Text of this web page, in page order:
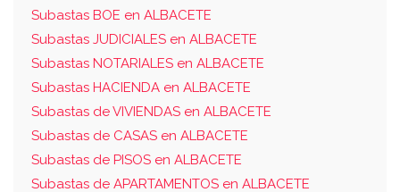
Subastas BOE en ALBACETE
Subastas JUDICIALES en ALBACETE
Subastas NOTARIALES en ALBACETE
Subastas HACIENDA en ALBACETE
Subastas de VIVIENDAS en ALBACETE
Subastas de CASAS en ALBACETE
Subastas de PISOS en ALBACETE
Subastas de APARTAMENTOS en ALBACETE